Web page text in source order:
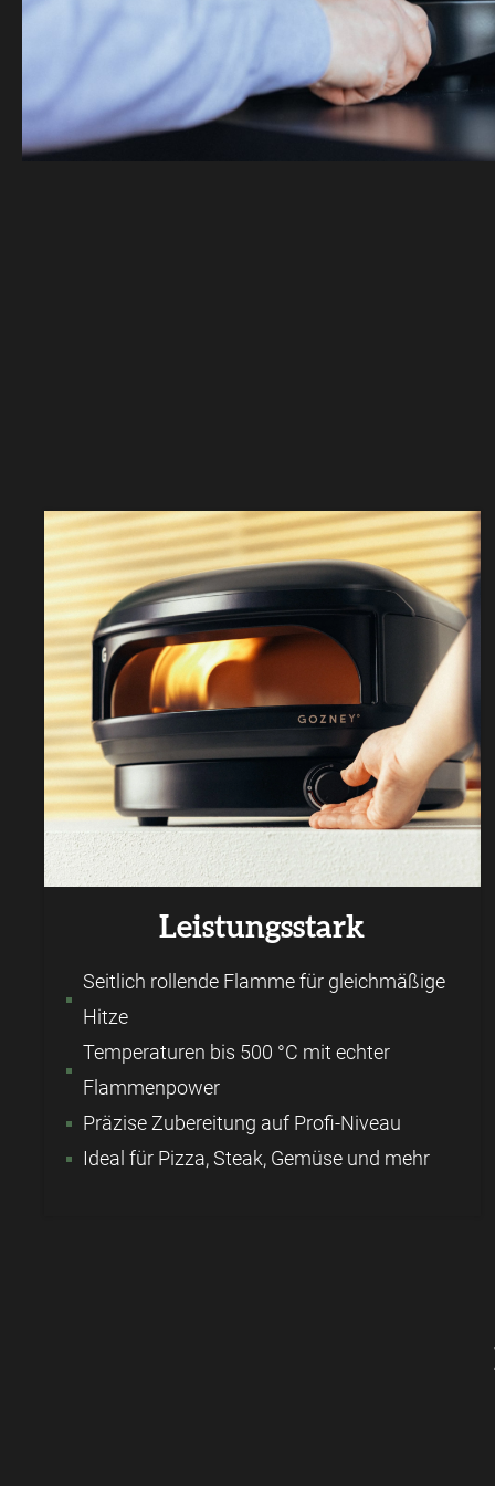
Leistungsstark
Seitlich rollende Flamme für gleichmäßige
Hitze
Temperaturen bis 500 °C mit echter
Flammenpower
Präzise Zubereitung auf Profi-Niveau
Ideal für Pizza, Steak, Gemüse und mehr